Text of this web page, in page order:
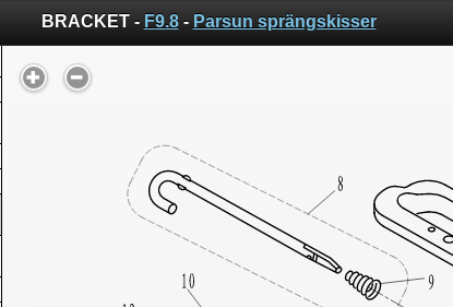
BRACKET - F9.8- Parsun sprängskisser